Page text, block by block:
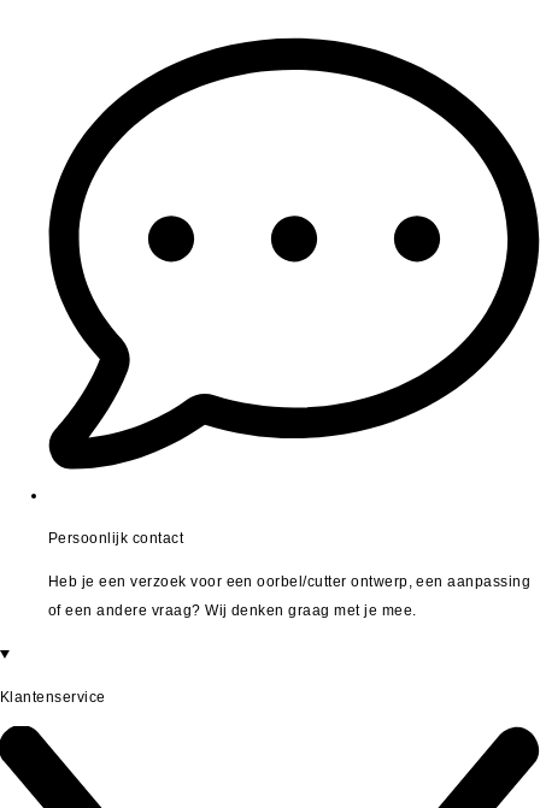
Persoonlijk contact
Heb je een verzoek voor een oorbel/cutter ontwerp, een aanpassing
of een andere vraag? Wij denken graag met je mee.
Klantenservice